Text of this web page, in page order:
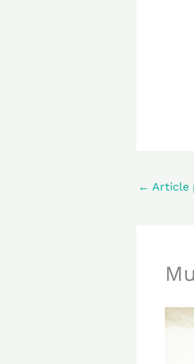
← Article